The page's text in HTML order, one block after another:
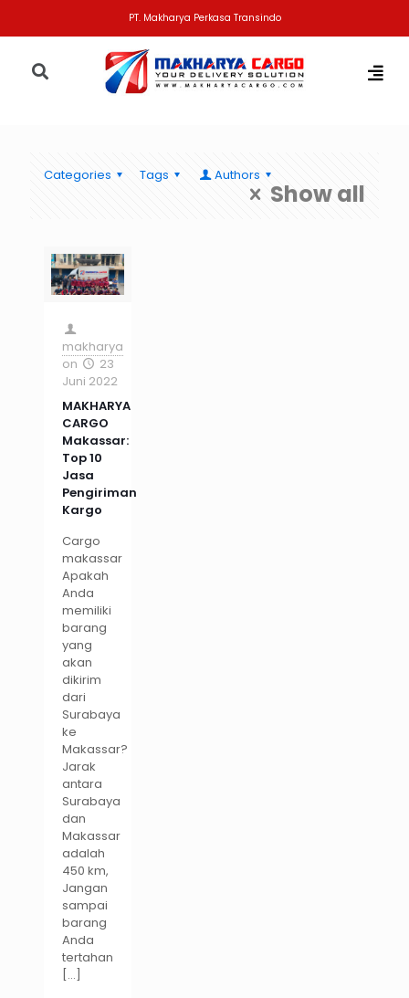
PT. Makharya Perkasa Transindo
Categories Tags Authors
Show all
makharya
on
23
Juni 2022
MAKHARYA
CARGO
Makassar:
Top 10
Jasa
Pengiriman
Kargo
Cargo
makassar
Apakah
Anda
memiliki
barang
yang
akan
dikirim
dari
Surabaya
ke
Makassar?
Jarak
antara
Surabaya
dan
Makassar
adalah
450 km,
Jangan
sampai
barang
Anda
tertahan
[…]